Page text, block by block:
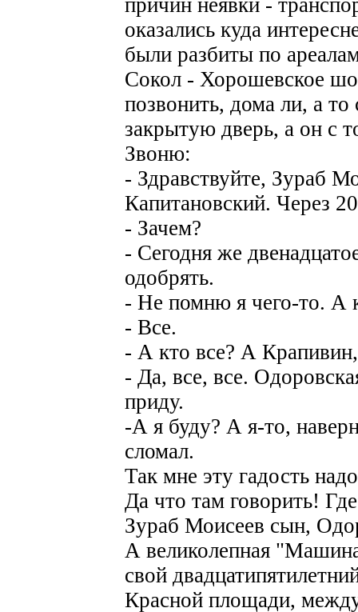
оказались куда
были разбиты по
Сокол - Хорошевское
позвонить, дома ли, а
закрытую дверь, а он с
Звоню:
- Здравствуйте, Зураб
Капитановский. Через
- Зачем?
- Сегодня же
одобрять.
- Не помню я чего-то. А
- Все.
- А кто все? А
- Да, все, все.
приду.
-А я буду? А я-то,
сломал.
Так мне эту гадость
Да что там говорить!
Зураб Моисеев сын,
А великолепная
свой
Красной площади,